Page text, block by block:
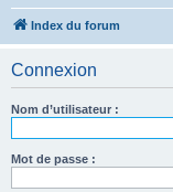
Index du forum
Connexion
Nom d’utilisateur :
Mot de passe :